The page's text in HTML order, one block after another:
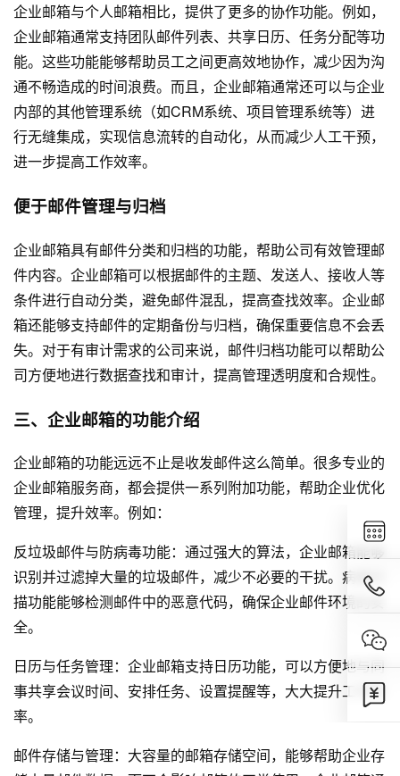
企业邮箱与个人邮箱相比，提供了更多的协作功能。例如，
企业邮箱通常支持团队邮件列表、共享日历、任务分配等功
能。这些功能能够帮助员工之间更高效地协作，减少因为沟
通不畅造成的时间浪费。而且，企业邮箱通常还可以与企业
内部的其他管理系统（如CRM系统、项目管理系统等）进
行无缝集成，实现信息流转的自动化，从而减少人工干预，
进一步提高工作效率。
便于邮件管理与归档
企业邮箱具有邮件分类和归档的功能，帮助公司有效管理邮
件内容。企业邮箱可以根据邮件的主题、发送人、接收人等
条件进行自动分类，避免邮件混乱，提高查找效率。企业邮
箱还能够支持邮件的定期备份与归档，确保重要信息不会丢
失。对于有审计需求的公司来说，邮件归档功能可以帮助公
司方便地进行数据查找和审计，提高管理透明度和合规性。
三、企业邮箱的功能介绍
企业邮箱的功能远远不止是收发邮件这么简单。很多专业的
企业邮箱服务商，都会提供一系列附加功能，帮助企业优化
管理，提升效率。例如：
反垃圾邮件与防病毒功能：通过强大的算法，企业邮箱能够
识别并过滤掉大量的垃圾邮件，减少不必要的干扰。病毒扫
描功能能够检测邮件中的恶意代码，确保企业邮件环境的安
全。
日历与任务管理：企业邮箱支持日历功能，可以方便地与同
事共享会议时间、安排任务、设置提醒等，大大提升工作效
率。
邮件存储与管理：大容量的邮箱存储空间，能够帮助企业存